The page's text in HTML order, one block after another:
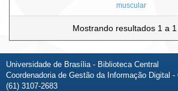
muscular
Mostrando resultados 1 a 1
Universidade de Brasília - Biblioteca Central
Coordenadoria de Gestão da Informação Digital -
(61) 3107-2683